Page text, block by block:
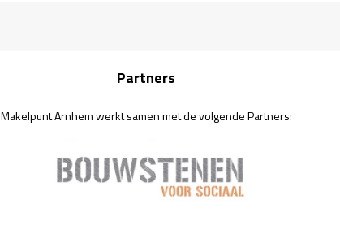
Partners
Makelpunt Arnhem werkt samen met de volgende Partners: